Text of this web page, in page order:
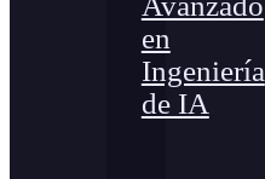
en
Ingeniería
de IA